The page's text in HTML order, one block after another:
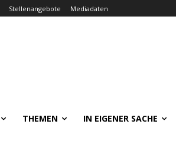
Stellenangebote Mediadaten
THEMEN IN EIGENER SACHE